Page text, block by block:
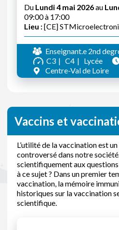
Du Lundi 4 mai 2026au
09:00 à 17:00
Lieu :[CE]
Enseignant.e 2nd
C3
C4 Lycée
Centre-Val de Loire
Vaccins et
L’utilité de la vaccination est
controversé dans notre
scientifiquement aux questions
à ce sujet ? Dans un premier
vaccination, la mémoire
historiques sur la vaccination
scientifique.